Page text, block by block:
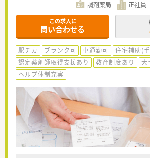
調剤薬局 正社員
この求人に
問い合わせる
駅チカ ブランク可 車通勤可
住宅補助(
認定薬剤師取得支援あり
教育制度あり
大
ヘルプ体制充実